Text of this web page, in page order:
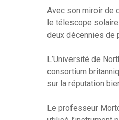
Avec son miroir de
le télescope solaire
deux décennies de
L’Université de
consortium
sur la réputation
Le professeur